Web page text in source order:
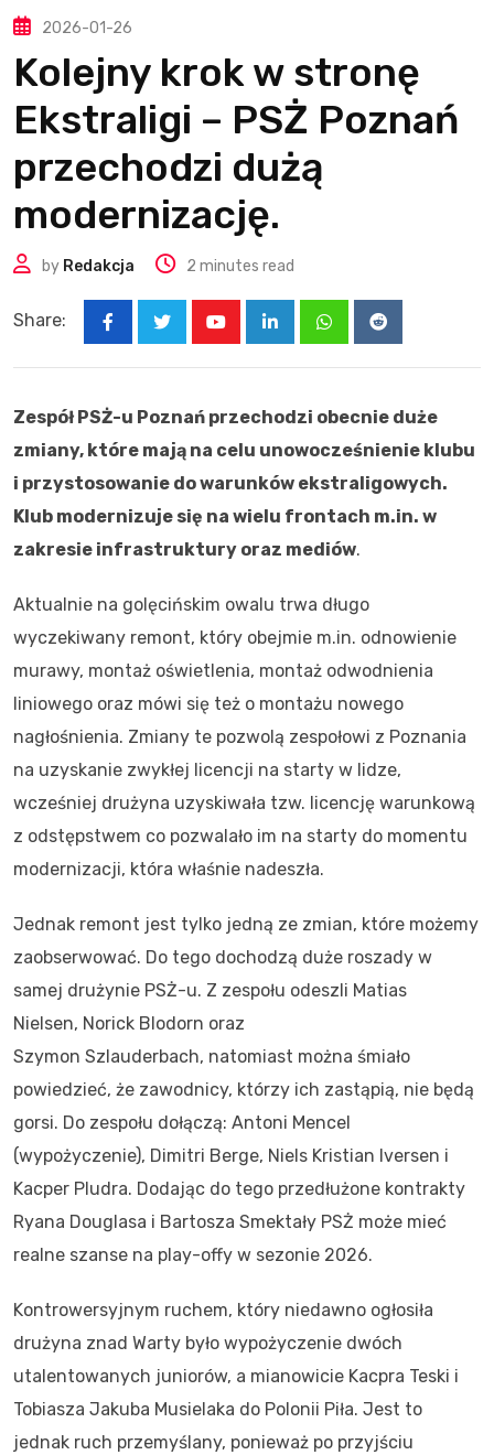
2026-01-26
Kolejny krok w stronę
Ekstraligi – PSŻ Poznań
przechodzi dużą
modernizację.
by Redakcja 2 minutes read
Share:
LinkedInWhatsappReddit
Zespół PSŻ-u Poznań przechodzi obecnie duże
zmiany, które mają na celu unowocześnienie klubu
i przystosowanie do warunków ekstraligowych.
Klub modernizuje się na wielu frontach m.in. w
zakresie infrastruktury oraz mediów.
Aktualnie na golęcińskim owalu trwa długo
wyczekiwany remont, który obejmie m.in. odnowienie
murawy, montaż oświetlenia, montaż odwodnienia
liniowego oraz mówi się też o montażu nowego
nagłośnienia. Zmiany te pozwolą zespołowi z Poznania
na uzyskanie zwykłej licencji na starty w lidze,
wcześniej drużyna uzyskiwała tzw. licencję warunkową
z odstępstwem co pozwalało im na starty do momentu
modernizacji, która właśnie nadeszła.
Jednak remont jest tylko jedną ze zmian, które możemy
zaobserwować. Do tego dochodzą duże roszady w
samej drużynie PSŻ-u. Z zespołu odeszli Matias
Nielsen, Norick Blodorn oraz
Szymon Szlauderbach, natomiast można śmiało
powiedzieć, że zawodnicy, którzy ich zastąpią, nie będą
gorsi. Do zespołu dołączą: Antoni Mencel
(wypożyczenie), Dimitri Berge, Niels Kristian Iversen i
Kacper Pludra. Dodając do tego przedłużone kontrakty
Ryana Douglasa i Bartosza Smektały PSŻ może mieć
realne szanse na play-offy w sezonie 2026.
Kontrowersyjnym ruchem, który niedawno ogłosiła
drużyna znad Warty było wypożyczenie dwóch
utalentowanych juniorów, a mianowicie Kacpra Teski i
Tobiasza Jakuba Musielaka do Polonii Piła. Jest to
jednak ruch przemyślany, ponieważ po przyjściu